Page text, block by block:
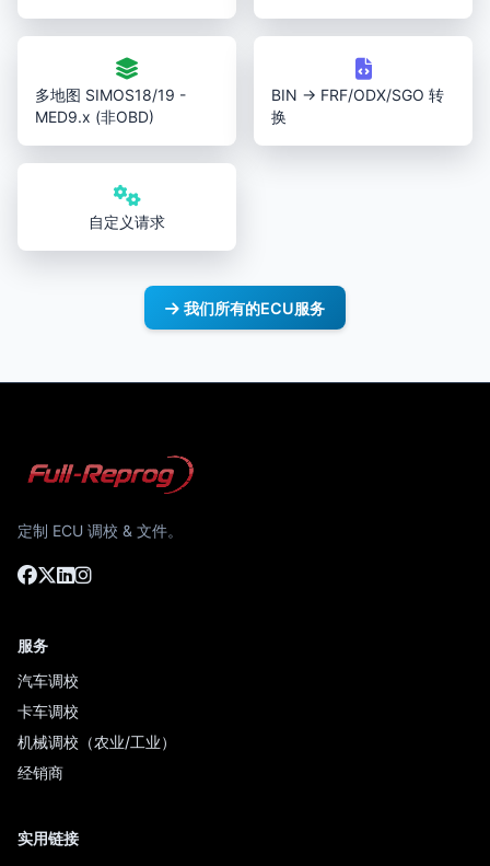
多地图 SIMOS18/19 -
MED9.x (非OBD)
BIN → FRF/ODX/SGO 转
换
自定义请求
我们所有的ECU服务
定制 ECU 调校 & 文件。
服务
汽车调校
卡车调校
机械调校（农业/工业）
经销商
实用链接